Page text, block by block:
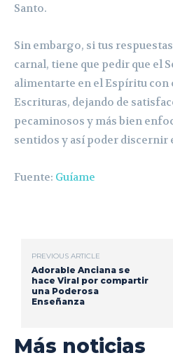
Santo.
Sin embargo, si tus
carnal, tiene que pedir que el
alimentarte en el Espíritu con
Escrituras, dejando de
pecaminosos y más bien
sentidos y así poder discernir
Fuente: Guíame
PREVIOUS ARTICLE
Adorable Anciana se
hace Viral por compartir
una Poderosa
Enseñanza
Más noticias